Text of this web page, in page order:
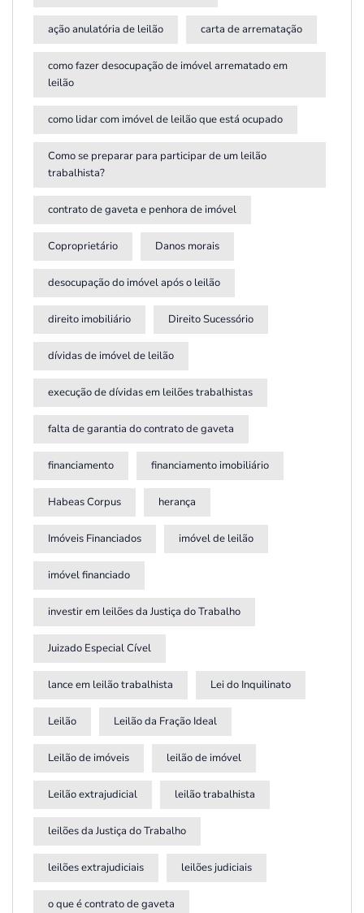
ação anulatória de leilão carta de arrematação
como fazer desocupação de imóvel arrematado em
leilão
como lidar com imóvel de leilão que está ocupado
Como se preparar para participar de um leilão
trabalhista?
contrato de gaveta e penhora de imóvel
Coproprietário Danos morais
desocupação do imóvel após o leilão
direito imobiliário Direito Sucessório
dívidas de imóvel de leilão
execução de dívidas em leilões trabalhistas
falta de garantia do contrato de gaveta
financiamento financiamento imobiliário
Habeas Corpus herança
Imóveis Financiados imóvel de leilão
imóvel financiado
investir em leilões da Justiça do Trabalho
Juizado Especial Cível
lance em leilão trabalhista Lei do Inquilinato
Leilão Leilão da Fração Ideal
Leilão de imóveis leilão de imóvel
Leilão extrajudicial leilão trabalhista
leilões da Justiça do Trabalho
leilões extrajudiciais leilões judiciais
o que é contrato de gaveta